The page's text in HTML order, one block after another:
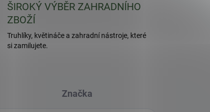
ŠIROKÝ VÝBĚR ZAHRADNÍHO
ZBOŽÍ
Truhlíky, květináče a zahradní nástroje, které
si zamilujete.
Značka